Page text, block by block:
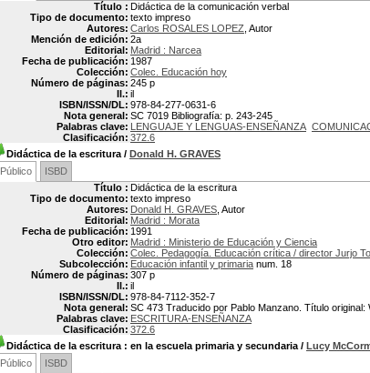
Título : Didáctica de la comunicación verbal
Tipo de documento: texto impreso
Autores: Carlos ROSALES LOPEZ , Autor
Mención de edición: 2a
Editorial: Madrid : Narcea
Fecha de publicación: 1987
Colección: Colec. Educación hoy
Número de páginas: 245 p
Il.: il
ISBN/ISSN/DL: 978-84-277-0631-6
Nota general: SC 7019 Bibliografía: p. 243-245
Palabras clave: LENGUAJE Y LENGUAS-ENSEÑANZA
Clasificación: 372.6
Didáctica de la escritura / Donald H. GRAVES
Público
ISBD
Título : Didáctica de la escritura
Tipo de documento: texto impreso
Autores: Donald H. GRAVES , Autor
Editorial: Madrid : Morata
Fecha de publicación: 1991
Otro editor: Madrid : Ministerio de Educación y Ciencia
Colección: Colec. Pedagogía. Educación crítica / director Jurjo
Subcolección: Educación infantil y primaria num. 18
Número de páginas: 307 p
Il.: il
ISBN/ISSN/DL: 978-84-7112-352-7
Nota general: SC 473 Traducido por Pablo Manzano. Título
Palabras clave: ESCRITURA-ENSEÑANZA
Clasificación: 372.6
Didáctica de la escritura : en la escuela primaria y secundaria / Lucy
Público
ISBD